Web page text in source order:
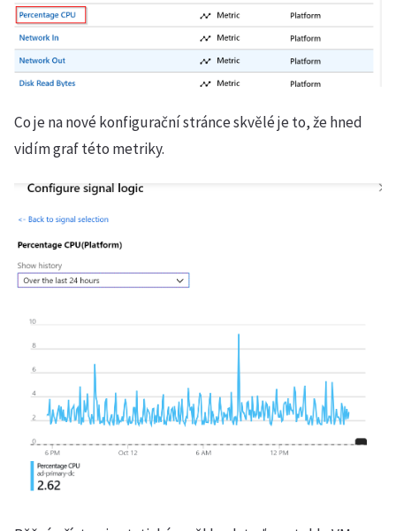
Co je na nové konfigurační stránce skvělé je to, že hned
vidím graf této metriky.